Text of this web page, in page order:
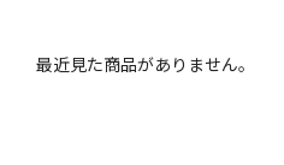
最近見た商品がありません。